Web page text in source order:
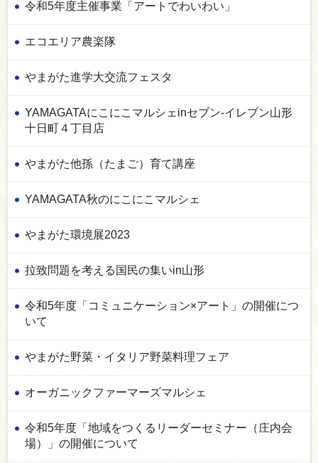
令和5年度主催事業「アートでわいわい」
エコエリア農楽隊
やまがた進学大交流フェスタ
YAMAGATAにこにこマルシェinセブン-イレブン山形
十日町４丁目店
やまがた他孫（たまご）育て講座
YAMAGATA秋のにこにこマルシェ
やまがた環境展2023
拉致問題を考える国民の集いin山形
令和5年度「コミュニケーション×アート」の開催につ
いて
やまがた野菜・イタリア野菜料理フェア
オーガニックファーマーズマルシェ
令和5年度「地域をつくるリーダーセミナー（庄内会
場）」の開催について